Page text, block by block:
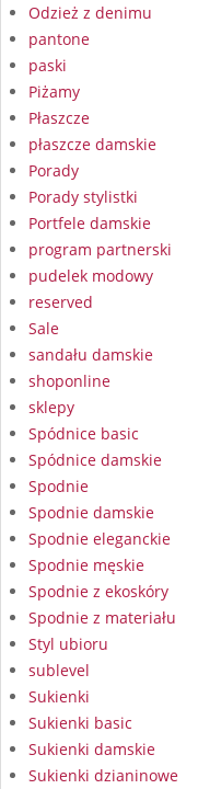
Odzież z denimu
pantone
paski
Piżamy
Płaszcze
płaszcze damskie
Porady
Porady stylistki
Portfele damskie
program partnerski
pudelek modowy
reserved
Sale
sandału damskie
shoponline
sklepy
Spódnice basic
Spódnice damskie
Spodnie
Spodnie damskie
Spodnie eleganckie
Spodnie męskie
Spodnie z ekoskóry
Spodnie z materiału
Styl ubioru
sublevel
Sukienki
Sukienki basic
Sukienki damskie
Sukienki dzianinowe